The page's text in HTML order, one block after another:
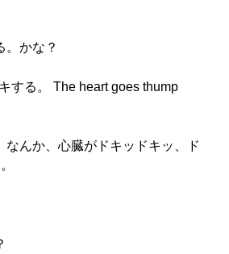
。かな？
する。 The heart goes thump
なんか、心臓がドキッドキッ、ド